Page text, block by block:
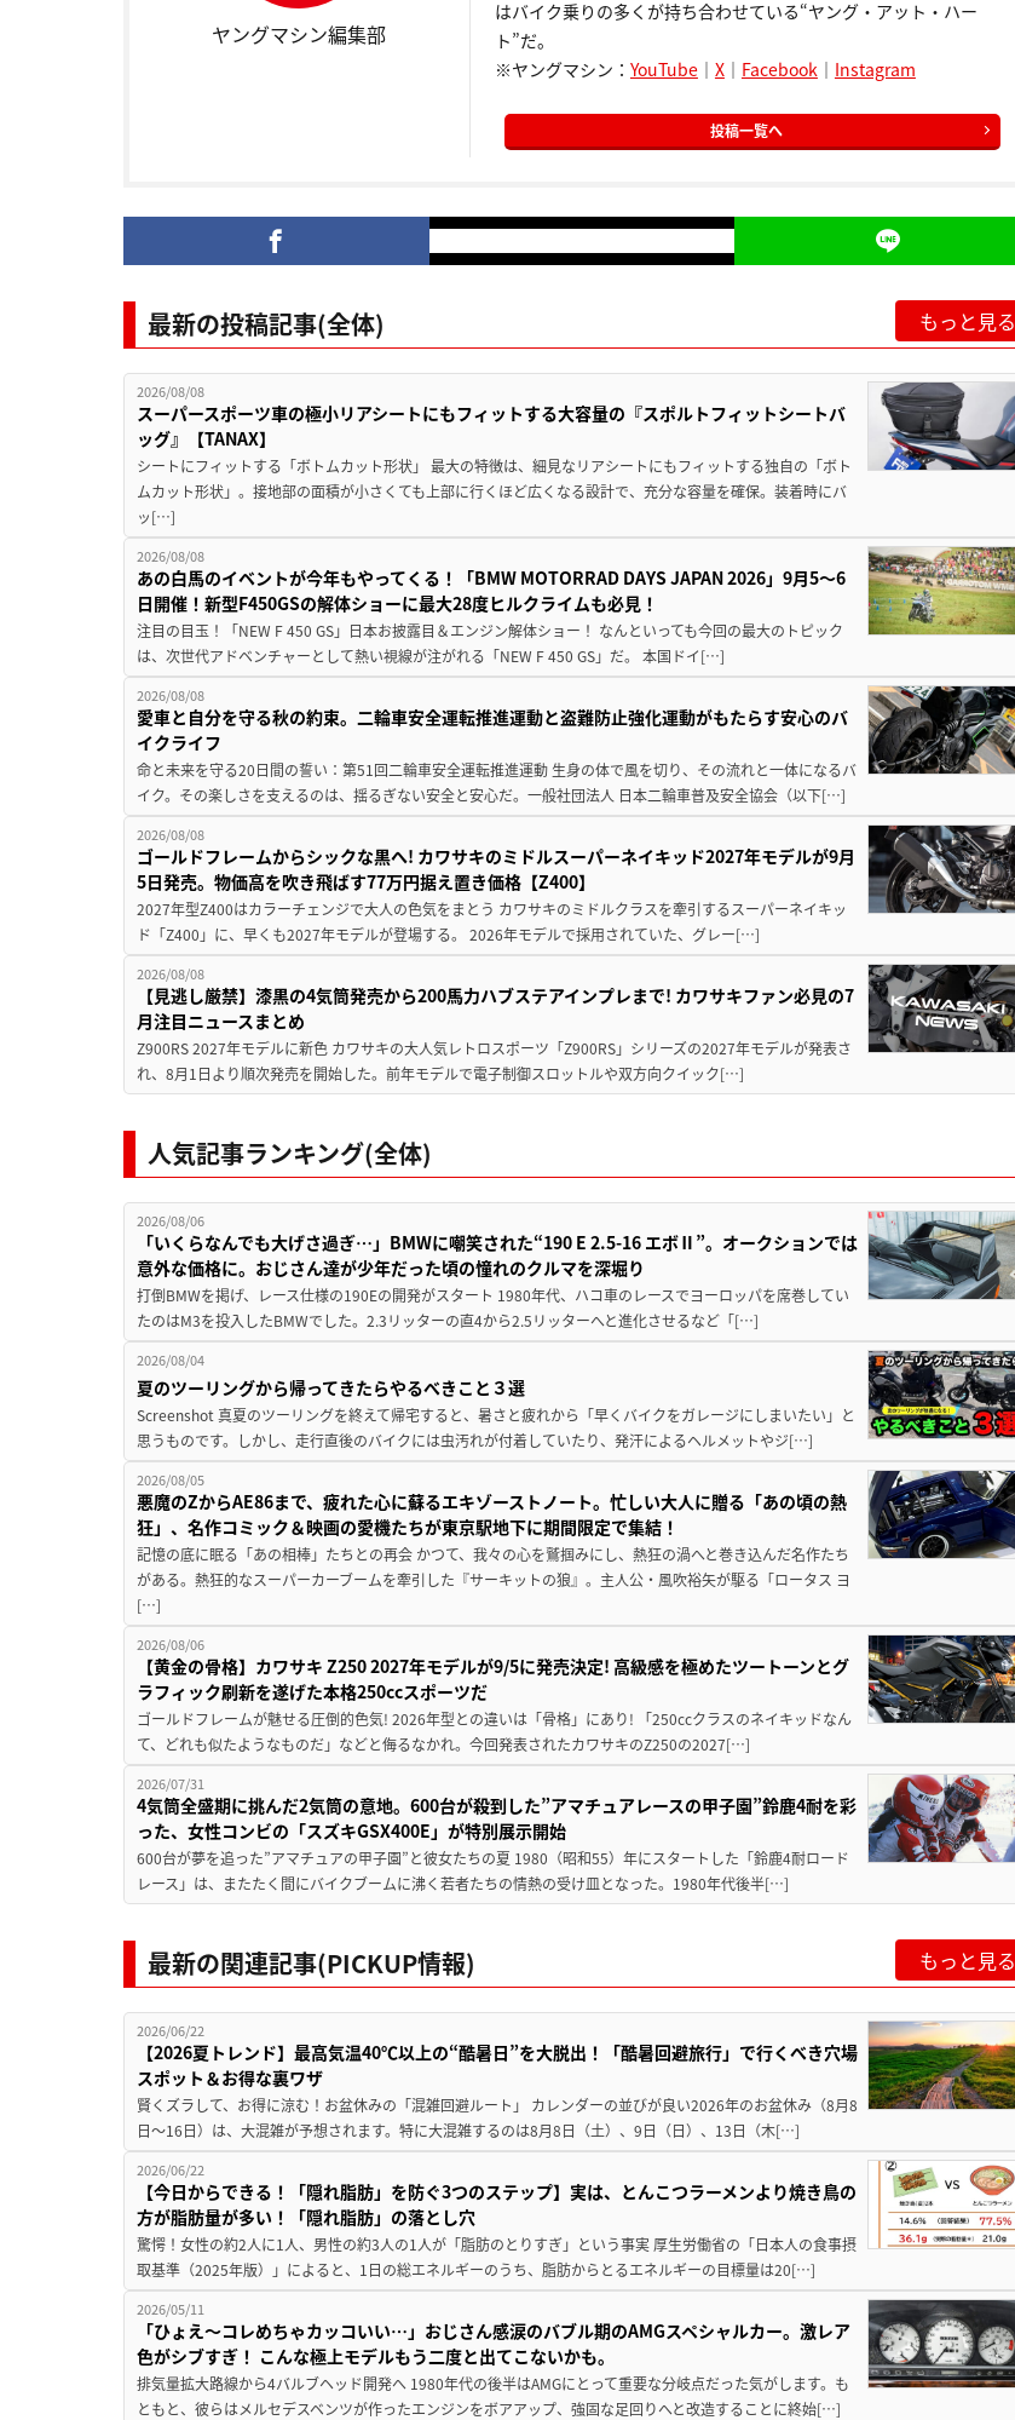
ヤングマシン編集部
はバイク乗りの多くが持ち合わせている“ヤング・アット・ハー
ト”だ。
※ヤングマシン： YouTube｜ X｜ Facebook｜ Instagram
投稿一覧へ
最新の投稿記事(全体) もっと見る
2026/08/08
スーパースポーツ車の極小リアシートにもフィットする大容量の『スポルトフィットシートバ
ッグ』【TANAX】
シートにフィットする「ボトムカット形状」 最大の特徴は、細見なリアシートにもフィットする独自の「ボト
ムカット形状」。接地部の面積が小さくても上部に行くほど広くなる設計で、充分な容量を確保。装着時にバ
ッ[…]
2026/08/08
あの白馬のイベントが今年もやってくる！「BMW MOTORRAD DAYS JAPAN 2026」9月5〜6
日開催！新型F450GSの解体ショーに最大28度ヒルクライムも必見！
注目の目玉！「NEW F 450 GS」日本お披露目＆エンジン解体ショー！ なんといっても今回の最大のトピック
は、次世代アドベンチャーとして熱い視線が注がれる「NEW F 450 GS」だ。 本国ドイ[…]
2026/08/08
愛車と自分を守る秋の約束。二輪車安全運転推進運動と盗難防止強化運動がもたらす安心のバ
イクライフ
命と未来を守る20日間の誓い：第51回二輪車安全運転推進運動 生身の体で風を切り、その流れと一体になるバ
イク。その楽しさを支えるのは、揺るぎない安全と安心だ。一般社団法人 日本二輪車普及安全協会（以下[…]
2026/08/08
ゴールドフレームからシックな黒へ! カワサキのミドルスーパーネイキッド2027年モデルが9月
5日発売。物価高を吹き飛ばす77万円据え置き価格【Z400】
2027年型Z400はカラーチェンジで大人の色気をまとう カワサキのミドルクラスを牽引するスーパーネイキッ
ド「Z400」に、早くも2027年モデルが登場する。 2026年モデルで採用されていた、グレー[…]
2026/08/08
【見逃し厳禁】漆黒の4気筒発売から200馬力ハブステアインプレまで! カワサキファン必見の7
月注目ニュースまとめ
Z900RS 2027年モデルに新色 カワサキの大人気レトロスポーツ「Z900RS」シリーズの2027年モデルが発表さ
れ、8月1日より順次発売を開始した。前年モデルで電子制御スロットルや双方向クイック[…]
人気記事ランキング(全体)
2026/08/06
「いくらなんでも大げさ過ぎ…」BMWに嘲笑された“190 E 2.5-16 エボⅡ”。オークションでは
意外な価格に。おじさん達が少年だった頃の憧れのクルマを深堀り
打倒BMWを掲げ、レース仕様の190Eの開発がスタート 1980年代、ハコ車のレースでヨーロッパを席巻してい
たのはM3を投入したBMWでした。2.3リッターの直4から2.5リッターへと進化させるなど「[…]
2026/08/04
夏のツーリングから帰ってきたらやるべきこと３選
Screenshot 真夏のツーリングを終えて帰宅すると、暑さと疲れから「早くバイクをガレージにしまいたい」と
思うものです。しかし、走行直後のバイクには虫汚れが付着していたり、発汗によるヘルメットやジ[…]
2026/08/05
悪魔のZからAE86まで、疲れた心に蘇るエキゾーストノート。忙しい大人に贈る「あの頃の熱
狂」、名作コミック＆映画の愛機たちが東京駅地下に期間限定で集結！
記憶の底に眠る「あの相棒」たちとの再会 かつて、我々の心を鷲掴みにし、熱狂の渦へと巻き込んだ名作たち
がある。熱狂的なスーパーカーブームを牽引した『サーキットの狼』。主人公・風吹裕矢が駆る「ロータス ヨ
[…]
2026/08/06
【黄金の骨格】カワサキ Z250 2027年モデルが9/5に発売決定! 高級感を極めたツートーンとグ
ラフィック刷新を遂げた本格250ccスポーツだ
ゴールドフレームが魅せる圧倒的色気! 2026年型との違いは「骨格」にあり! 「250ccクラスのネイキッドなん
て、どれも似たようなものだ」などと侮るなかれ。今回発表されたカワサキのZ250の2027[…]
2026/07/31
4気筒全盛期に挑んだ2気筒の意地。600台が殺到した”アマチュアレースの甲子園”鈴鹿4耐を彩
った、女性コンビの「スズキGSX400E」が特別展示開始
600台が夢を追った”アマチュアの甲子園”と彼女たちの夏 1980（昭和55）年にスタートした「鈴鹿4耐ロード
レース」は、またたく間にバイクブームに沸く若者たちの情熱の受け皿となった。1980年代後半[…]
最新の関連記事(PICKUP情報) もっと見る
2026/06/22
【2026夏トレンド】最高気温40℃以上の“酷暑日”を大脱出！「酷暑回避旅行」で行くべき穴場
スポット＆お得な裏ワザ
賢くズラして、お得に涼む！お盆休みの「混雑回避ルート」 カレンダーの並びが良い2026年のお盆休み（8月8
日〜16日）は、大混雑が予想されます。特に大混雑するのは8月8日（土）、9日（日）、13日（木[…]
2026/06/22
【今日からできる！「隠れ脂肪」を防ぐ3つのステップ】実は、とんこつラーメンより焼き鳥の
方が脂肪量が多い！「隠れ脂肪」の落とし穴
驚愕！女性の約2人に1人、男性の約3人の1人が「脂肪のとりすぎ」という事実 厚生労働省の「日本人の食事摂
取基準（2025年版）」によると、1日の総エネルギーのうち、脂肪からとるエネルギーの目標量は20[…]
2026/05/11
「ひょえ〜コレめちゃカッコいい…」おじさん感涙のバブル期のAMGスペシャルカー。激レア
色がシブすぎ！ こんな極上モデルもう二度と出てこないかも。
排気量拡大路線から4バルブヘッド開発へ 1980年代の後半はAMGにとって重要な分岐点だった気がします。も
ともと、彼らはメルセデスベンツが作ったエンジンをボアアップ、強固な足回りへと改造することに終始[…]